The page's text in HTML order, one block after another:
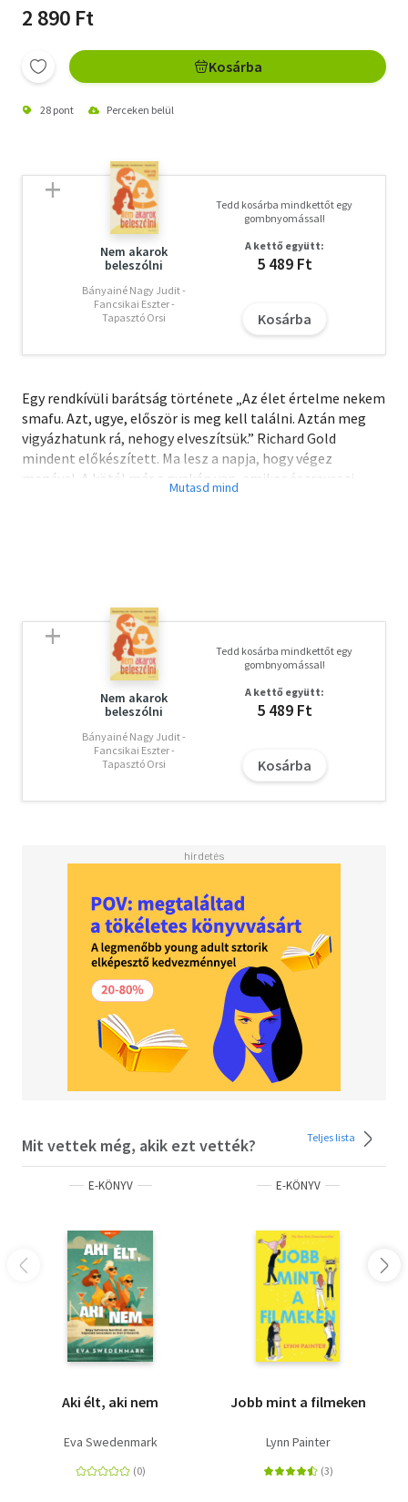
2 890 Ft
Kosárba
28 pont Perceken belül
Nem akarok
beleszólni
Bányainé Nagy Judit -
Fancsikai Eszter -
Tapasztó Orsi
Tedd kosárba mindkettőt egy
gombnyomással!
A kettő együtt:
5 489 Ft
Kosárba
Egy rendkívüli barátság története „Az élet értelme nekem
smafu. Azt, ugye, először is meg kell találni. Aztán meg
vigyázhatunk rá, nehogy elveszítsük.” Richard Gold
mindent előkészített. Ma lesz a napja, hogy végez
magával. A kötél már a nyakán van, amikor észreveszi,
akiknek legalább az egyike szilárdan hisz abban, hogy az
életben van happy end. Egy férfi meg akar halni. Egy
kandúr otthont keres. Megható, ugyanakkor páratlan
humorral átszőtt történet egy rendkívüli barátságról, és
az útról, amely visszavezet az életbe.
A letöltéssel kapcsolatos kérdésekre
Olvasd el mások véleményét is!
Nem akarok
beleszólni
Bányainé Nagy Judit -
Fancsikai Eszter -
Tapasztó Orsi
Tedd kosárba mindkettőt egy
gombnyomással!
A kettő együtt:
5 489 Ft
Kosárba
Mit vettek még, akik ezt vették? Teljes lista
E-KÖNYV
Aki élt, aki nem
Eva Swedenmark
E-KÖNYV
Jobb mint a filmeken
Lynn Painter